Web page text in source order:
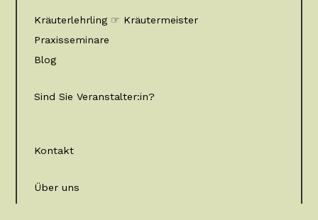
Kräuterlehrling ☞ Kräutermeister
Praxisseminare
Blog
Sind Sie Veranstalter:in?
Kontakt
Über uns